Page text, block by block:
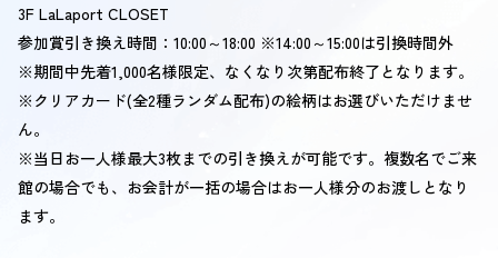
3F LaLaport CLOSET
参加賞引き換え時間：10:00～18:00 ※14:00～15:00は引換時間外
※期間中先着1,000名様限定、なくなり次第配布終了となります。
※クリアカード(全2種ランダム配布)の絵柄はお選びいただけませ
ん。
※当日お一人様最大3枚までの引き換えが可能です。複数名でご来
館の場合でも、お会計が一括の場合はお一人様分のお渡しとなり
ます。